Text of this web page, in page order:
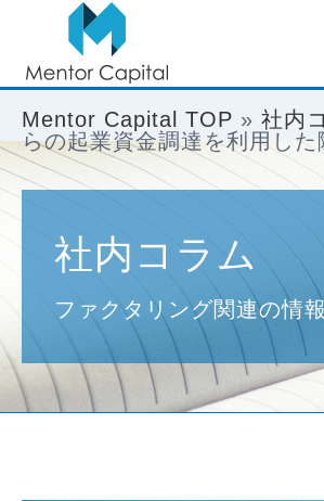
Mentor Capital TOP » 社内
らの起業資金調達を利用し
社内コラム
ファクタリング関連の情